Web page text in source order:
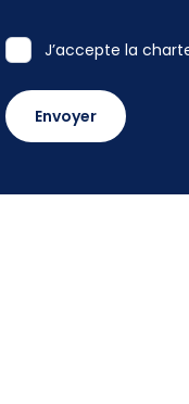
J’accepte la